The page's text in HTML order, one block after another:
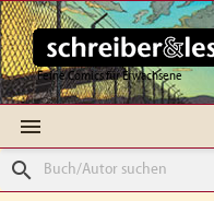
Feine Comics für Erwachsene

search